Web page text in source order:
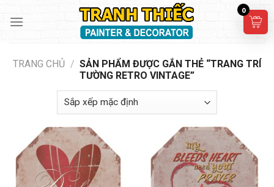
TRANG CHỦ / SẢN PHẨM ĐƯỢC GẮN THẺ “TRANG TRÍ
TƯỜNG RETRO VINTAGE”
0